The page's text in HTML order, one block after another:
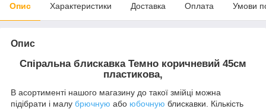
Опис Характеристики Доставка Оплата Умови
Опис
Спіральна блискавка Темно коричневий 45см
пластикова,
В асортименті нашого магазину до такої змійці можна
підібрати і малу брючную або юбочную блискавки. Кількість